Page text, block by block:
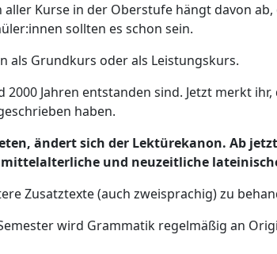
Kurse in der Oberstufe hängt davon
sollten es schon sein.
als Grundkurs oder als Leistungskurs.
Jahren entstanden sind. Jetzt merkt ihr,
haben.
ändert sich der Lektürekanon. Ab
und neuzeitliche
Zusatztexte (auch zweisprachig) zu
wird Grammatik regelmäßig an